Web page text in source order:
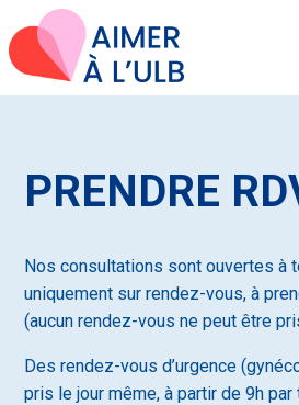
PRENDRE
Nos consultations sont ouvertes à
uniquement sur rendez-vous, à
(aucun rendez-vous ne peut être
Des rendez-vous d’urgence
pris le jour même, à partir de 9h par